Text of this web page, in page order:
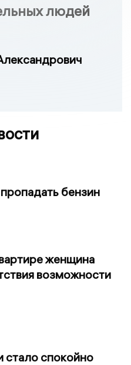
людей
бензин
женщина
возможности
стало спокойно